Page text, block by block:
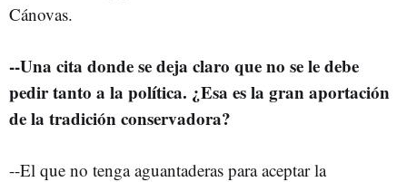
Cánovas.
--Una cita donde se deja claro que no se le debe
pedir tanto a la política. ¿Esa es la gran aportación
de la tradición conservadora?
--El que no tenga aguantaderas para aceptar la